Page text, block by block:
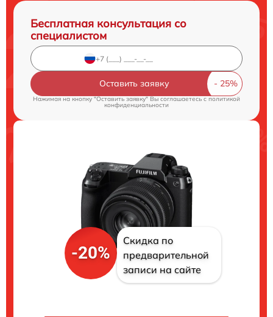
Бесплатная консультация со
специалистом
Оставить заявку
Нажимая на кнопку "Оставить заявку" Вы соглашаетесь c политикой
конфиденциальности
-20%
Скидка по
предварительной
записи на сайте